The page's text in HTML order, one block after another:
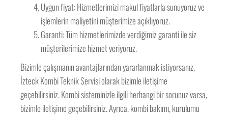
Uygun fiyat: Hizmetlerimizi makul fiyatlarla sunuyoruz ve
işlemlerin maliyetini müşterimize açıklıyoruz.
Garanti: Tüm hizmetlerimizde verdiğimiz garanti ile siz
müşterilerimize hizmet veriyoruz.
Bizimle çalışmanın avantajlarından yararlanmak istiyorsanız,
İzteck Kombi Teknik Servisi olarak bizimle iletişime
geçebilirsiniz. Kombi sisteminizle ilgili herhangi bir sorunuz varsa,
bizimle iletişime geçebilirsiniz. Ayrıca, kombi bakımı, kurulumu